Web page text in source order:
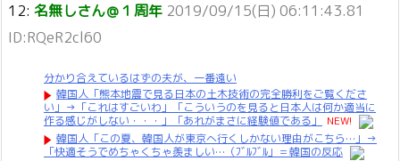
12: 名無しさん＠１周年 2019/09/15(日) 06:11:43.81
ID:RQeR2cl60
分かり合えているはずの夫が、一番遠い
韓国人「熊本地震で見る日本の土木技術の完全勝利をご覧くださ
い」→「これはすごいわ」「こういうのを見ると日本人は何か適当に
作る感じがしない・・・」「あれがまさに経験値である」
NEW!
韓国人「この夏、韓国人が東京へ行くしかない理由がこちら…」→
「快適そうでめちゃくちゃ羨ましい…（ﾌﾞﾙﾌﾞﾙ」＝韓国の反応